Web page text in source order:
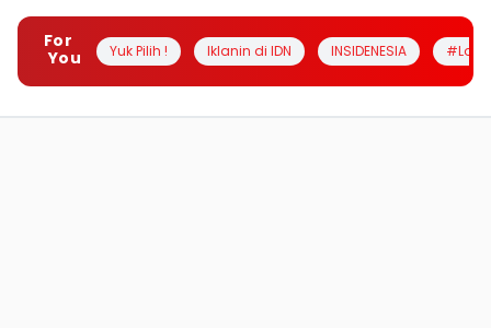
For
You
Yuk Pilih ! Iklanin di IDN INSIDENESIA